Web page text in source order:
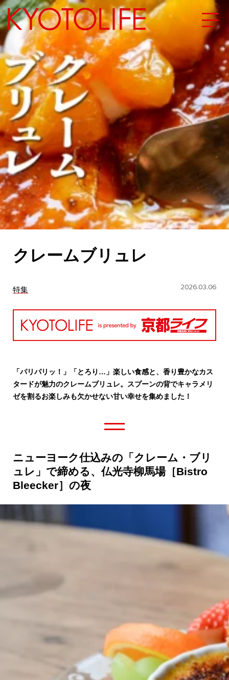
エリアから探す
地図から探す
カテゴリーから探す
SPECIAL
NEW OPEN
SERIES
CULTURE
ABOUT US
Instagram
チケットプレゼント応募
MAIN MENU
カレーが好き
京都おやつクラブ
CULTURE
すべて
クレームブリュレ
特集 2026.03.06
「パリパリッ！」「とろり…」楽しい食感と、香り豊かなカス
タードが魅力のクレームブリュレ。スプーンの背でキャラメリ
ゼを割るお楽しみも欠かせない甘い幸せを集めました！
ニューヨーク仕込みの「クレーム・ブリ
ュレ」で締める、仏光寺柳馬場［Bistro
Bleecker］の夜